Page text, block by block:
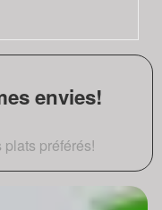
envies!
préférés!